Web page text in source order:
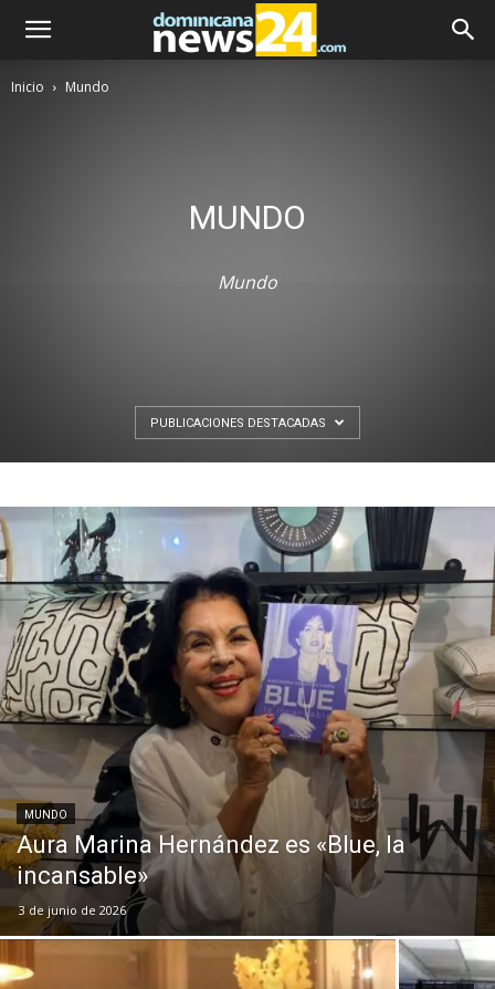
Inicio Mundo
MUNDO
Mundo
PUBLICACIONES DESTACADAS
MUNDO
Aura Marina Hernández es «Blue, la
incansable»
3 de junio de 2026